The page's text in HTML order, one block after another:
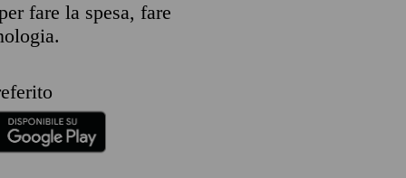
fare la spesa, fare